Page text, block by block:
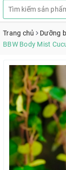
Trang chủ Dưỡng
BBW Body Mist